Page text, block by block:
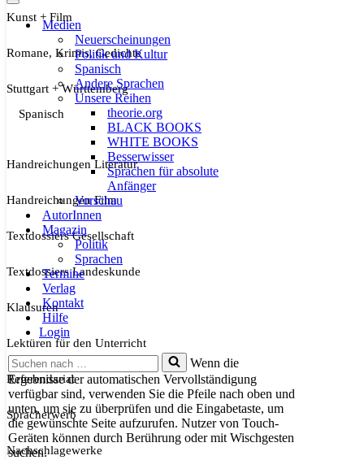
Navigationsmenü
Medien
Neuerscheinungen
Politik und Kultur
Spanisch
Andere Sprachen
Unsere Reihen
theorie.org
BLACK BOOKS
WHITE BOOKS
Besserwisser
Sprachen für absolute
Anfänger
Vorschau
AutorInnen
Magazin
Politik
Sprachen
Termine
Verlag
Kontakt
Hilfe
Login
Suchen
nach …
Wenn die
Ergebnisse der automatischen Vervollständigung
verfügbar sind, verwenden Sie die Pfeile nach oben und
unten, um sie zu überprüfen und die Eingabetaste, um
die gewünschte Seite aufzurufen. Nutzer von Touch-
Geräten können durch Berührung oder mit Wischgesten
suchen.
Kunst + Film
Romane, Krimis, Gedichte
Stuttgart + Württemberg
Spanisch
Handreichungen Literatur
Handreichungen Film
Textdossiers Gesellschaft
Textdossiers Landeskunde
Klausuren
Lektüren für den Unterricht
Referendariat
Spracherwerb
Nachschlagewerke